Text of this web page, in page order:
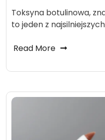
Toksyna botulinowa,
to jeden z
Read More